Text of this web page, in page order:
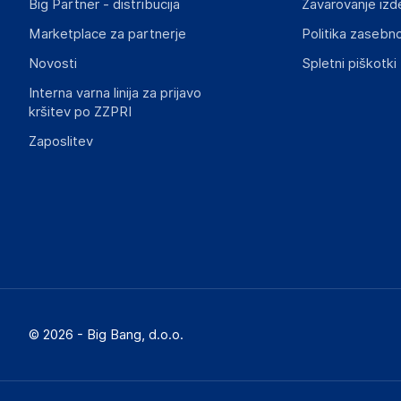
Big Partner - distribucija
Marketplace za partnerje
Novosti
Interna varna linija za prijavo
kršitev po ZZPRI
Zaposlitev
Zavarovanje
Politika
Spletni piškotki
© 2026 - Big Bang, d.o.o.